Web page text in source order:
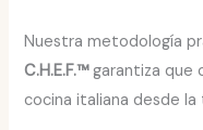
Nuestra metodología
C.H.E.F.™garantiza que
cocina italiana desde